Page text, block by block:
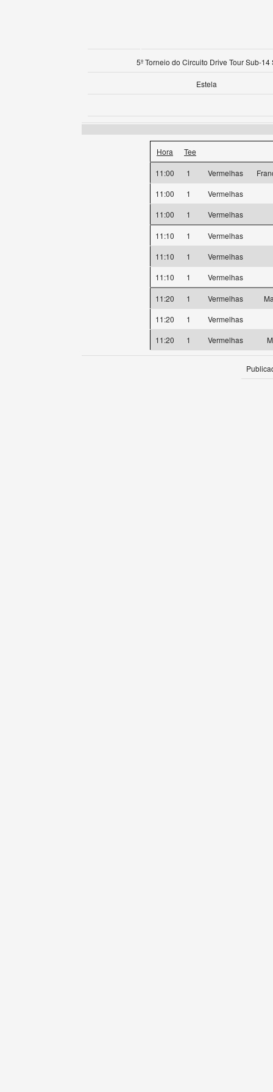
5º Torneio do Circuito Drive Tour Sub-14
Estela
Hora Tee
11:00 1 Vermelhas
11:00
1
Vermelhas
11:00
1 Vermelhas
11:10 1
Vermelhas
11:10
1
Vermelhas
11:10
1 Vermelhas
11:20 1 Vermelhas
11:20
1
Vermelhas
11:20
1 Vermelhas